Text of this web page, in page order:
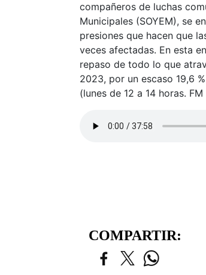
compañeros de luchas
Municipales (SOYEM), se
presiones que hacen que
veces afectadas. En esta
repaso de todo lo que
2023, por un escaso 19,6
(lunes de 12 a 14 horas.
COMPARTIR: